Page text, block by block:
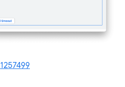
1257499